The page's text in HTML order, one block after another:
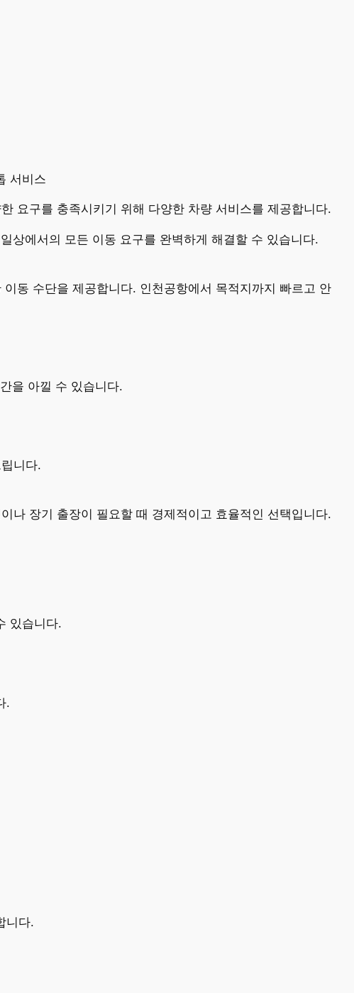
서비스
요구를 충족시키기 위해 다양한 차량 서비스를 제공합니다.
상에서의 모든 이동 요구를 완벽하게 해결할 수 있습니다.
동 수단을 제공합니다. 인천공항에서 목적지까지 빠르고 안
을 아낄 수 있습니다.
니다.
나 장기 출장이 필요할 때 경제적이고 효율적인 선택입니다.
있습니다.
.
니다.